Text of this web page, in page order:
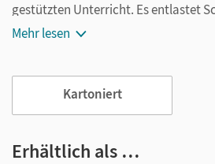
gestützten Unterricht. Es entlastet
Rucksäcke und ist jederzeit
Notizen erstellen
Text ergänzen
Mehr lesen
Kartoniert
Erhältlich als …